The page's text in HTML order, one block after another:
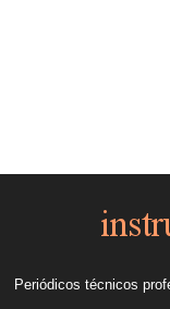
Periódicos técnicos